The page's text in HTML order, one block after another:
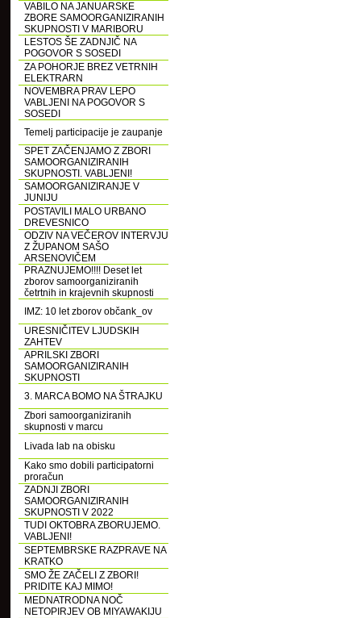
VABILO NA JANUARSKE
ZBORE SAMOORGANIZIRANIH
SKUPNOSTI V MARIBORU
LESTOS ŠE ZADNJIČ NA
POGOVOR S SOSEDI
ZA POHORJE BREZ VETRNIH
ELEKTRARN
NOVEMBRA PRAV LEPO
VABLJENI NA POGOVOR S
SOSEDI
Temelj participacije je zaupanje
SPET ZAČENJAMO Z ZBORI
SAMOORGANIZIRANIH
SKUPNOSTI. VABLJENI!
SAMOORGANIZIRANJE V
JUNIJU
POSTAVILI MALO URBANO
DREVESNICO
ODZIV NA VEČEROV INTERVJU
Z ŽUPANOM SAŠO
ARSENOVIČEM
PRAZNUJEMO!!!! Deset let
zborov samoorganiziranih
četrtnih in krajevnih skupnosti
IMZ: 10 let zborov občank_ov
URESNIČITEV LJUDSKIH
ZAHTEV
APRILSKI ZBORI
SAMOORGANIZIRANIH
SKUPNOSTI
3. MARCA BOMO NA ŠTRAJKU
Zbori samoorganiziranih
skupnosti v marcu
Livada lab na obisku
Kako smo dobili participatorni
proračun
ZADNJI ZBORI
SAMOORGANIZIRANIH
SKUPNOSTI V 2022
TUDI OKTOBRA ZBORUJEMO.
VABLJENI!
SEPTEMBRSKE RAZPRAVE NA
KRATKO
SMO ŽE ZAČELI Z ZBORI!
PRIDITE KAJ MIMO!
MEDNATRODNA NOČ
NETOPIRJEV OB MIYAWAKIJU